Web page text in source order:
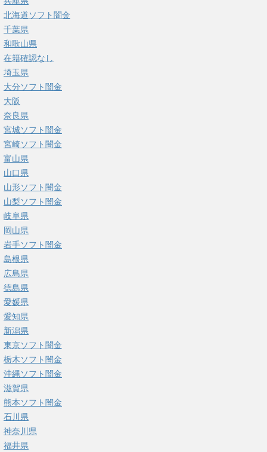
北海道ソフト闇金
千葉県
和歌山県
在籍確認なし
埼玉県
大分ソフト闇金
大阪
奈良県
宮城ソフト闇金
宮崎ソフト闇金
富山県
山口県
山形ソフト闇金
山梨ソフト闇金
岐阜県
岡山県
岩手ソフト闇金
島根県
広島県
徳島県
愛媛県
愛知県
新潟県
東京ソフト闇金
栃木ソフト闇金
沖縄ソフト闇金
滋賀県
熊本ソフト闇金
石川県
神奈川県
福井県